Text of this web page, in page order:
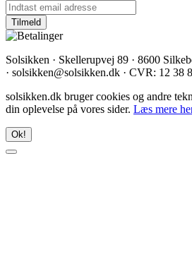
Solsikken · Skellerupvej 89 · 8600
· solsikken@solsikken.dk · CVR: 12 38
solsikken.dk bruger cookies og andre
din oplevelse på vores sider. Læs mere
Ok!